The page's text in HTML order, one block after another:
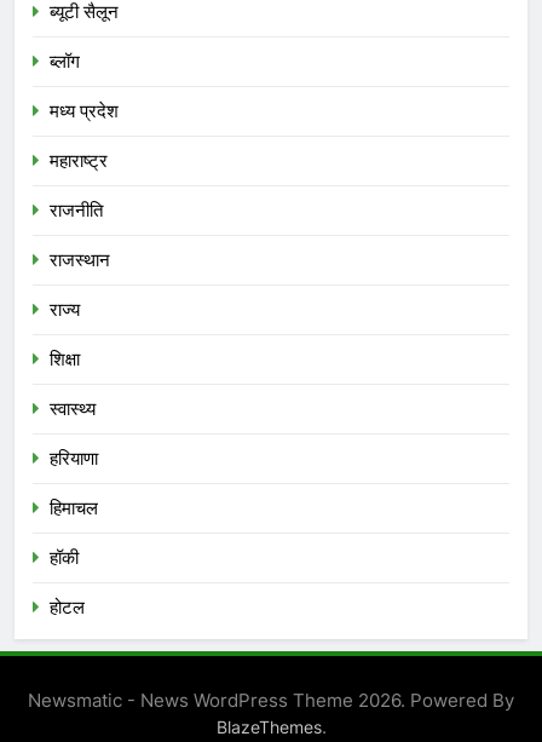
ब्यूटी सैलून
ब्लॉग
मध्य प्रदेश
महाराष्ट्र
राजनीति
राजस्थान
राज्य
शिक्षा
स्वास्थ्य
हरियाणा
हिमाचल
हॉकी
होटल
Newsmatic - News WordPress Theme 2026. Powered By
BlazeThemes.